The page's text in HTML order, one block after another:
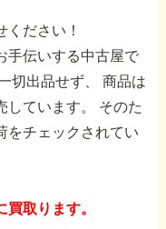
ださい！
手伝いする中古屋で
切出品せず、
商品は
ています。
そのた
をチェックされてい
取ります。